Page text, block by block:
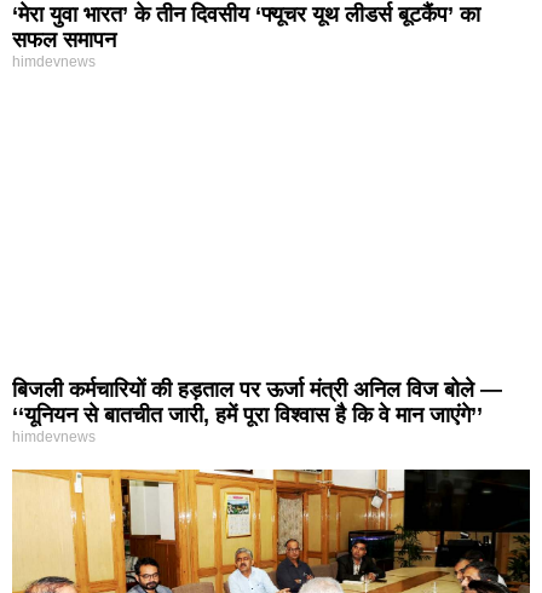
‘मेरा युवा भारत’ के तीन दिवसीय ‘फ्यूचर यूथ लीडर्स बूटकैंप’ का
सफल समापन
himdevnews
बिजली कर्मचारियों की हड़ताल पर ऊर्जा मंत्री अनिल विज बोले —
‘‘यूनियन से बातचीत जारी, हमें पूरा विश्वास है कि वे मान जाएंगे’’
himdevnews